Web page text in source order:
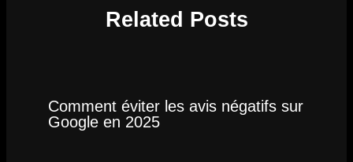
Related Posts
Comment éviter les avis négatifs sur
Google en 2025